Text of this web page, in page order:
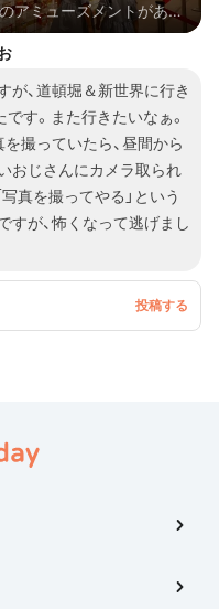
アミューズメントがある
から宝塚方面に向かう途
のでした。お馴染みの青
大阪旅は「大阪初心者同
えておくべきスポットを確
旅で逃してしまっていたス
もの如くテキトーに行きあ
行動したのでした。
が、道頓堀＆新世界に行き
です。また行きたいなぁ。
撮っていたら、昼間から
おじさんにカメラ取られ
真を撮ってやる」という
すが、怖くなって逃げまし